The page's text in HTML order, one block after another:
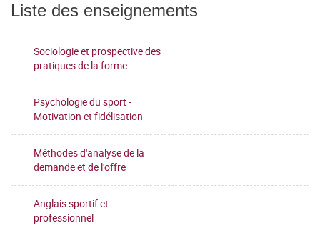
Liste des enseignements
Sociologie et prospective des
pratiques de la forme
Psychologie du sport -
Motivation et fidélisation
Méthodes d'analyse de la
demande et de l'offre
Anglais sportif et
professionnel